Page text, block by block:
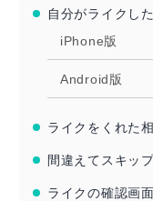
自分がライクし
iPhone版
Android版
ライクをくれた
間違えてスキッ
ライクの確認画